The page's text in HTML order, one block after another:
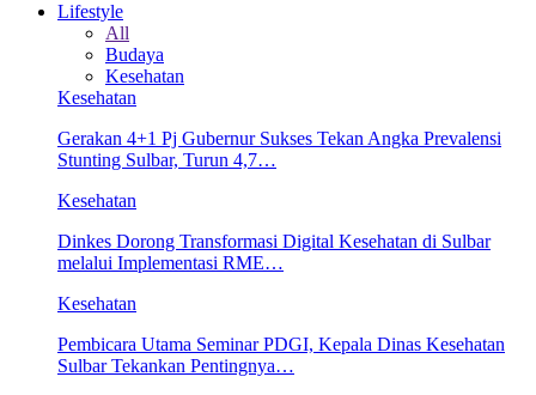
Lifestyle
All
Budaya
Kesehatan
Kesehatan
Gerakan 4+1 Pj Gubernur Sukses Tekan Angka Prevalensi
Stunting Sulbar, Turun 4,7…
Kesehatan
Dinkes Dorong Transformasi Digital Kesehatan di Sulbar
melalui Implementasi RME…
Kesehatan
Pembicara Utama Seminar PDGI, Kepala Dinas Kesehatan
Sulbar Tekankan Pentingnya…